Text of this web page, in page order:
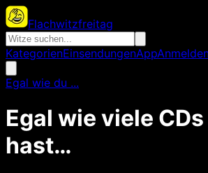
Flachwitzfreitag
KategorienEinsendungenApp
Egal wie du ...
Egal wie viele
hast…